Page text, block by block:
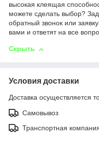
высокая клеящая
можете сделать выбор?
обратный звонок или
вами и ответят на все
Скрыть
Условия доставки
Доставка осуществляется
Самовывоз
Транспортная